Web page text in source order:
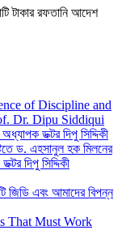
টাকার রফতানি আদেশ
of Discipline and
Dr. Dipu Siddiqui
ডক্টর দিপু সিদ্দিকী
ড. এহসানুল হক মিলনের
দিপু সিদ্দিকী
জিডি এবং আমাদের বিপন্ন
That Must Work